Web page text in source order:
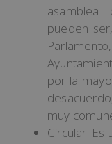
asamblea
pueden
por la
muy
Circular.